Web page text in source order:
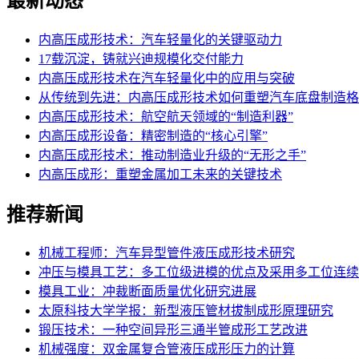
内高压成形技术：汽车轻量化的关键驱动力
17载沉淀，铸就兴迪规模化交付能力
内高压成形技术在汽车轻量化中的应用与突破
从传统到先进：内高压成形技术如何重塑汽车底盘制造格
内高压成形技术：航空航天领域的“制造利器”
内高压成形设备：精密制造的“核心引擎”
内高压成形技术：推动制造业升级的“无形之手”
内高压成形：重塑金属加工未来的关键技术
推荐新闻
机械工程师：汽车异型管件液压成形技术研究
冲压与模具工艺：多工位级进模的优点及采用多工位连
模具工业：冲裁断面质量优化研究进展
太原科技大学学报：新型液压管材拔制成形原理研究
锻压技术：一种空间异形三通半管成形工艺改进
机械强度：双金属复合管液压成形压力的计算